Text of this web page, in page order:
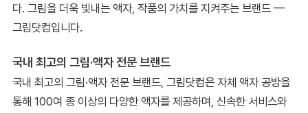
다. 그림을 더욱 빛내는 액자, 작품의 가치를 지켜주는 브랜드 —
그림닷컴입니다.
국내 최고의 그림·액자 전문 브랜드
국내 최고의 그림·액자 전문 브랜드, 그림닷컴은 자체 액자 공방을
통해 100여 종 이상의 다양한 액자를 제공하며, 신속한 서비스와